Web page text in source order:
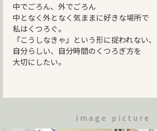
中でごろん、外でごろん
中となく外となく気ままに好きな場所で
私はくつろぐ。
『こうしなきゃ』という形に捉われない、
自分らしい、自分時間のくつろぎ方を
大切にしたい。
image picture